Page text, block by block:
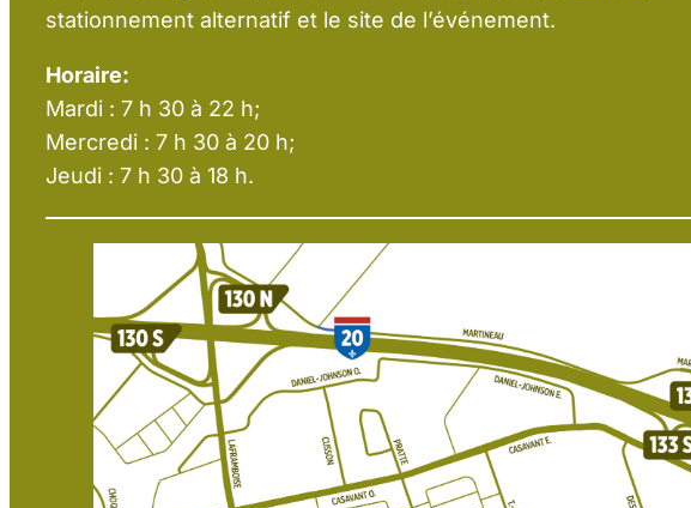
stationnement alternatif et le site de l’événement.
Horaire:
Mardi : 7 h 30 à 22 h;
Mercredi : 7 h 30 à 20 h;
Jeudi : 7 h 30 à 18 h.